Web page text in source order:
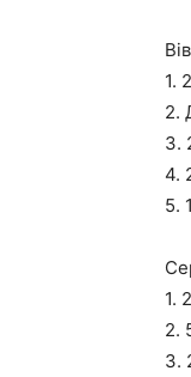
1.
2.
3.
4.
5.
1.
2.
3.